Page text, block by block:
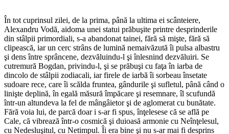
În tot cuprinsul zilei, de la prima, până la ultima ei scânteiere,
Alexandru Vodă, aidoma unei statui prăbuşite printre desprinderile
din stâlpii primordiali, s-a abandonat tainei, fără să mişte, fără să
clipească, iar un cerc strâns de lumină nemaivăzută îi pulsa albastru
şi dens între sprâncene, dezvăluindu-l şi înlesnind dezvăluiri. Se
cutremură Bogdan, privindu-l, şi se prăbuşi cu faţa în iarba de
dincolo de stâlpii zodiacali, iar firele de iarbă îi sorbeau însetate
sudoare rece, care îi scălda fruntea, gândurile şi sufletul, până când o
linişte deplină, în egală măsură împăcare şi resemnare, îl scufundă
într-un altundeva la fel de mângâietor şi de aglomerat cu bunătate.
Fără voia lui, de parcă doar i s-ar fi spus, înţelesese că se află pe
Cale, că vibrează într-o cosmică şi duioasă armonie cu Neînţelesul,
cu Nedesluşitul, cu Netimpul. Îi era bine şi nu s-ar mai fi desprins